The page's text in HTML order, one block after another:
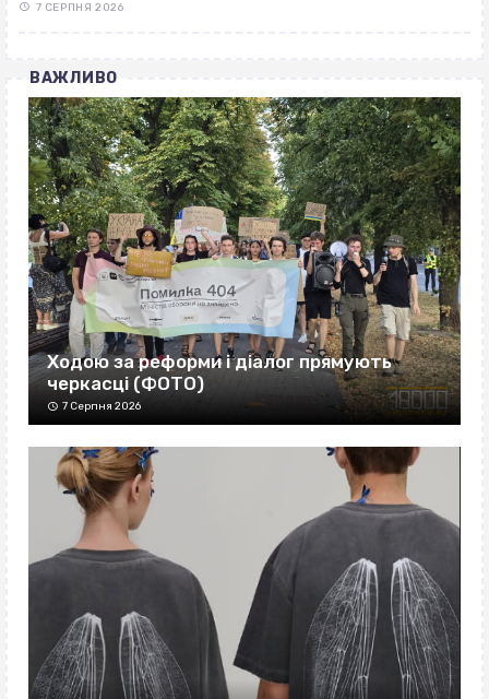
7 СЕРПНЯ 2026
ВАЖЛИВО
Ходою за реформи і діалог прямують
черкасці (ФОТО)
7 Серпня 2026